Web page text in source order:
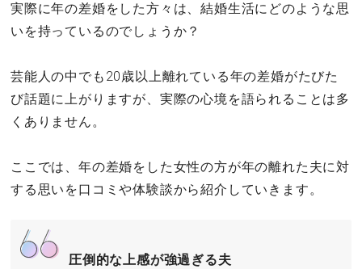
実際に年の差婚をした方々は、結婚生活にどのような思
いを持っているのでしょうか？
芸能人の中でも20歳以上離れている年の差婚がたびた
び話題に上がりますが、実際の心境を語られることは多
くありません。
ここでは、年の差婚をした女性の方が年の離れた夫に対
する思いを口コミや体験談から紹介していきます。
圧倒的な上感が強過ぎる夫